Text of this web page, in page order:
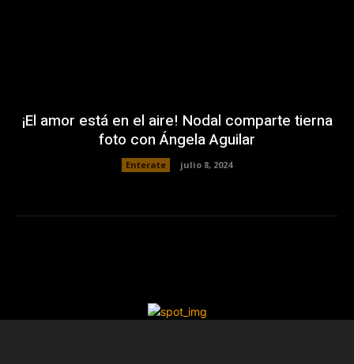
¡El amor está en el aire! Nodal comparte tierna
foto con Ángela Aguilar
Enterate julio 8, 2024